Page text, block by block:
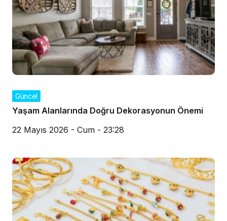
Güncel
Yaşam Alanlarında Doğru Dekorasyonun Önemi
22 Mayıs 2026 - Cum - 23:28